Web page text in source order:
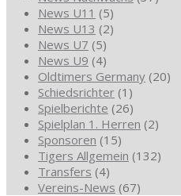
News U11 (5)
News U13 (2)
News U7 (5)
News U9 (4)
Oldtimers Germany (20)
Schiedsrichter (1)
Spielberichte (26)
Spielplan 1. Herren (2)
Sponsoren (15)
Tigers Allgemein (132)
Transfers (4)
Vereins-News (67)